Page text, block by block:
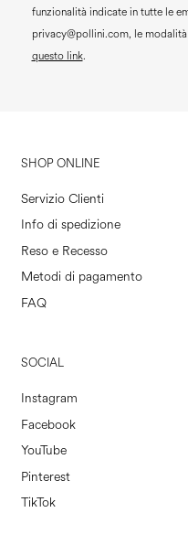
funzionalità indicate in tutte le
privacy@pollini.com, le
questo link.
SHOP ONLINE
Servizio Clienti
Info di spedizione
Reso e Recesso
Metodi di pagamento
FAQ
SOCIAL
Instagram
Facebook
YouTube
Pinterest
TikTok